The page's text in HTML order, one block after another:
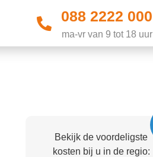
088 2222 000
ma-vr van 9 tot 18 uur
Bekijk de voordeligste
kosten bij u in de regio: